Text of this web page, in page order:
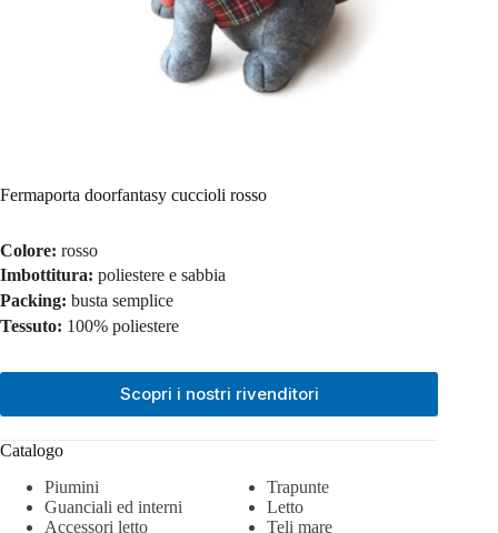
Fermaporta doorfantasy cuccioli rosso
Colore: rosso
Imbottitura: poliestere e sabbia
Packing: busta semplice
Tessuto: 100% poliestere
Scopri i nostri rivenditori
Catalogo
Piumini
Trapunte
Guanciali ed interni
Letto
Accessori letto
Teli mare